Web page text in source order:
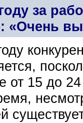
за
«Очень
от 15 до